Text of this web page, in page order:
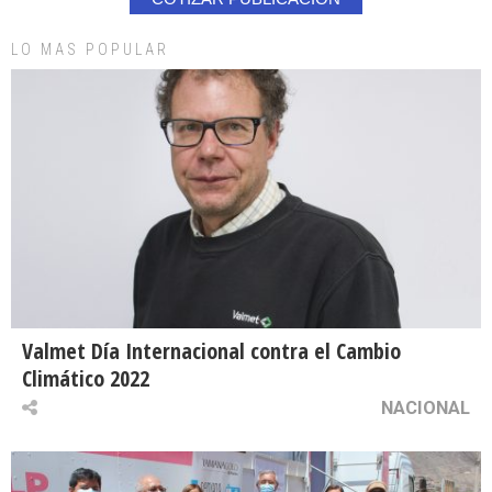
LO MAS POPULAR
Valmet Día Internacional contra el Cambio
Climático 2022
NACIONAL